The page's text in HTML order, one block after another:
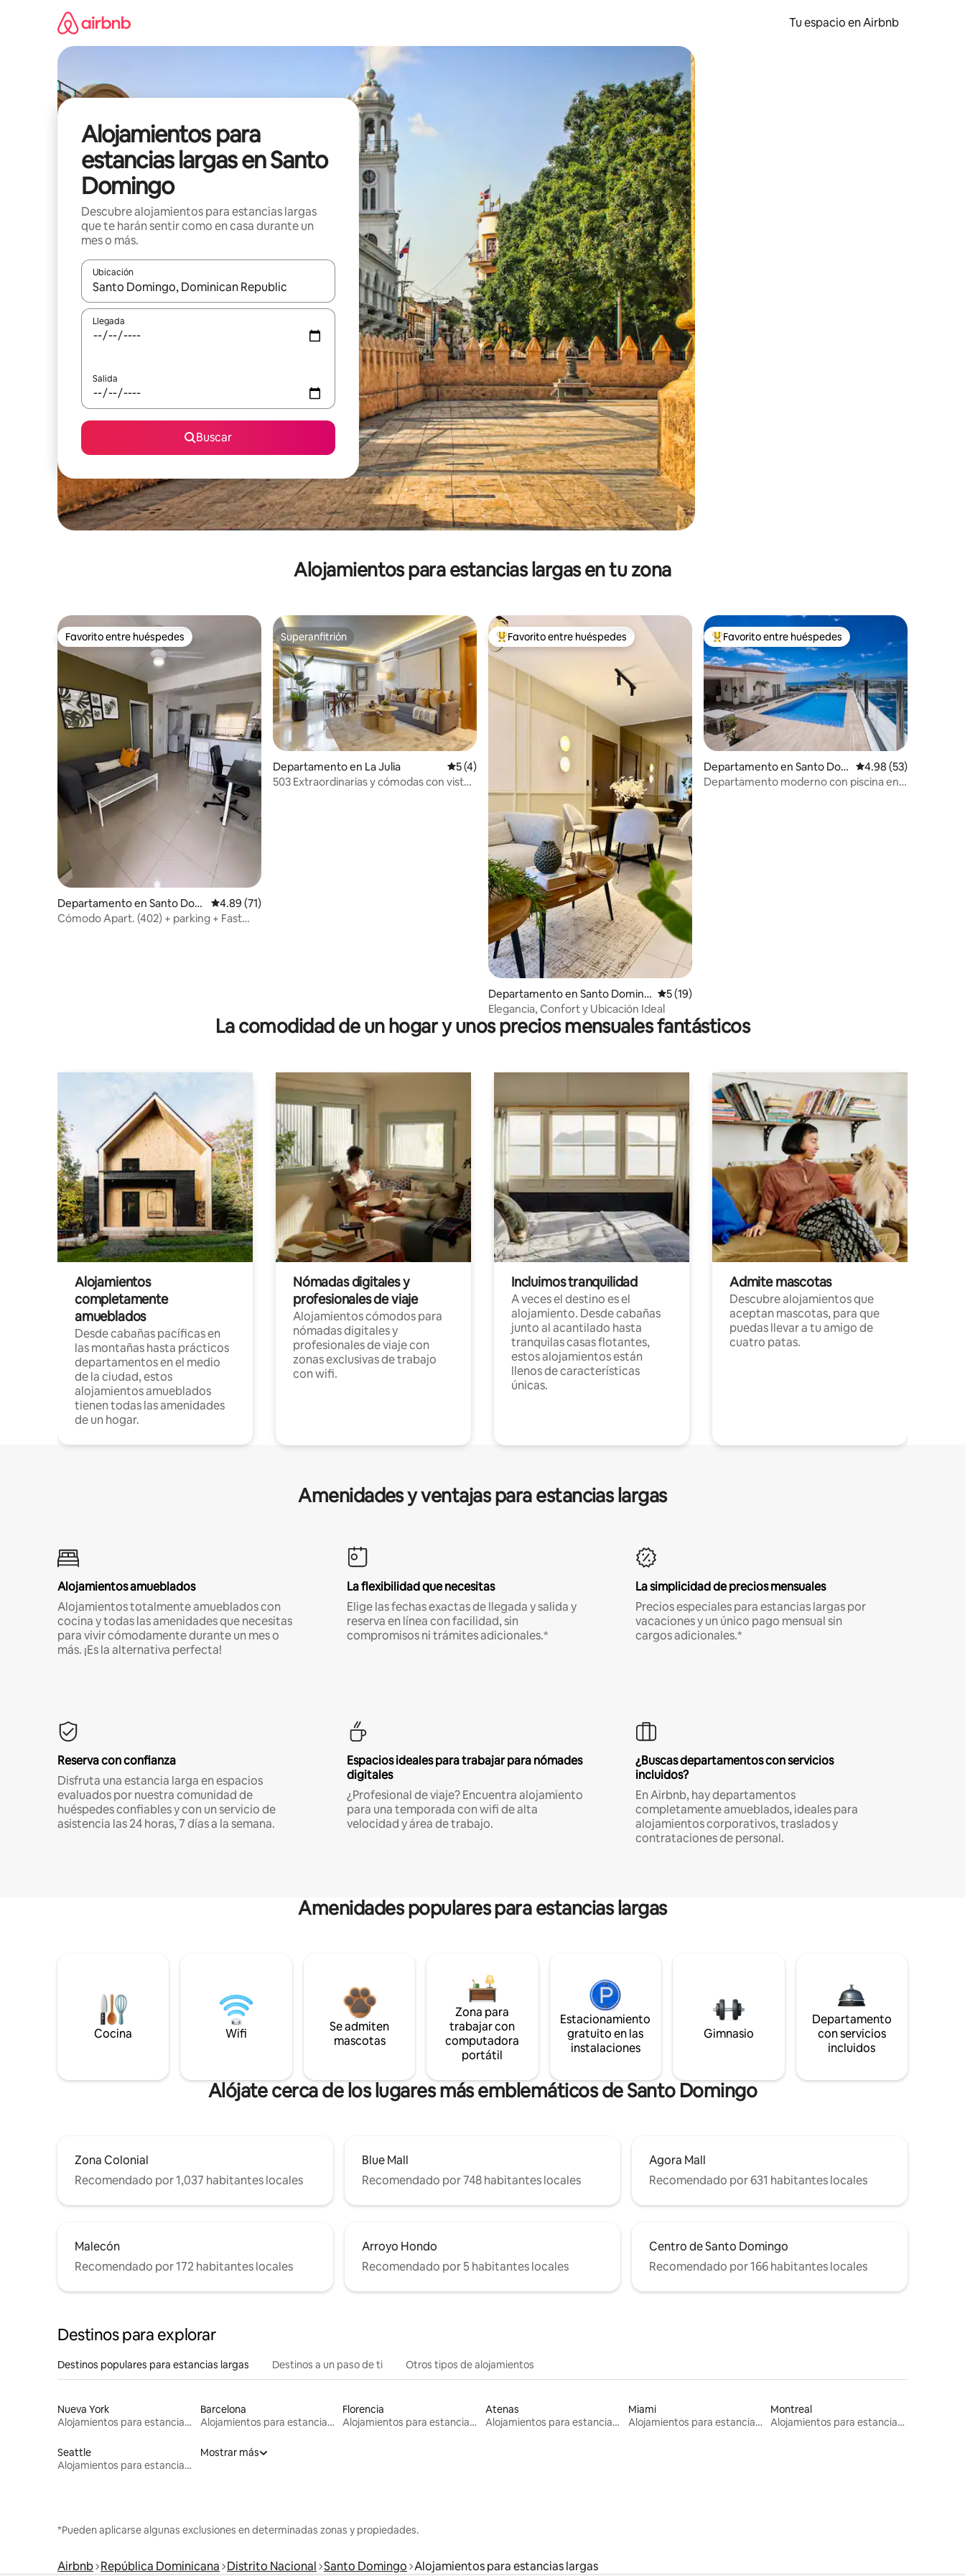
Tu espacio en Airbnb
Alojamientos para
estancias largas en Santo
Domingo
Descubre alojamientos para estancias largas
que te harán sentir como en casa durante un
mes o más.
Ubicación
Cuando los resultados estén disponibles, podrás navegar usando las teclas de las flechas hacia arriba y hacia abajo, o bien tocando y deslizando la pantalla.
Llegada
Salida
Buscar
Alojamientos para estancias largas en tu zona
Favorito entre huéspedes
Favorito entre huéspedes
Departamento en Santo Dom
ingo
Calificación promedio: 4.89 de 5; 71 evaluaciones
4.89 (71)
Cómodo Apart. (402) + parking + Fast
Superanfitrión
Superanfitrión
Departamento en La Julia Calificación promedio: 5 de 5; 4 evaluaciones
5 (4)
503 Extraordinarias y cómodas con vista
De los mejores en Favorito entre huéspedes
Favorito entre huéspedes
Departamento en Santo Doming
o
Calificación promedio: 5 de 5; 19 evaluaciones
5 (19)
Elegancia, Confort y Ubicación Ideal
De los mejores en Favorito entre huéspedes
Favorito entre huéspedes
Departamento en Santo Do
mingo
Calificación
4.98 (53)
Departamento moderno con piscina en
La comodidad de un hogar y unos precios mensuales fantásticos
Alojamientos
completamente
amueblados
Desde cabañas pacíficas en
las montañas hasta prácticos
departamentos en el medio
de la ciudad, estos
alojamientos amueblados
tienen todas las amenidades
de un hogar.
Nómadas digitales y
profesionales de viaje
Alojamientos cómodos para
nómadas digitales y
profesionales de viaje con
zonas exclusivas de trabajo
con wifi.
Incluimos tranquilidad
A veces el destino es el
alojamiento. Desde cabañas
junto al acantilado hasta
tranquilas casas flotantes,
estos alojamientos están
llenos de características
únicas.
Admite mascotas
Descubre alojamientos que
aceptan mascotas, para que
puedas llevar a tu amigo de
cuatro patas.
Amenidades y ventajas para estancias largas
Alojamientos amueblados
Alojamientos totalmente amueblados con
cocina y todas las amenidades que necesitas
para vivir cómodamente durante un mes o
más. ¡Es la alternativa perfecta!
La flexibilidad que necesitas
Elige las fechas exactas de llegada y salida y
reserva en línea con facilidad, sin
compromisos ni trámites adicionales.*
La simplicidad de precios mensuales
Precios especiales para estancias largas por
vacaciones y un único pago mensual sin
cargos adicionales.*
Reserva con confianza
Disfruta una estancia larga en espacios
evaluados por nuestra comunidad de
huéspedes confiables y con un servicio de
asistencia las 24 horas, 7 días a la semana.
Espacios ideales para trabajar para nómades
digitales
¿Profesional de viaje? Encuentra alojamiento
para una temporada con wifi de alta
velocidad y área de trabajo.
¿Buscas departamentos con servicios
incluidos?
En Airbnb, hay departamentos
completamente amueblados, ideales para
alojamientos corporativos, traslados y
contrataciones de personal.
Amenidades populares para estancias largas
Cocina Wifi
Se admiten
mascotas
Zona para
trabajar con
computadora
portátil
Estacionamiento
gratuito en las
instalaciones
Gimnasio
Departamento
con servicios
incluidos
Alójate cerca de los lugares más emblemáticos de Santo Domingo
Zona Colonial
Recomendado por 1,037 habitantes locales
Blue Mall
Recomendado por 748 habitantes locales
Agora Mall
Recomendado por 631 habitantes locales
Malecón
Recomendado por 172 habitantes locales
Arroyo Hondo
Recomendado por 5 habitantes locales
Centro de Santo Domingo
Recomendado por 166 habitantes locales
Destinos para explorar
Destinos populares para estancias largas Destinos a un paso de ti Otros tipos de alojamientos
Nueva York
Alojamientos para estancias largas
Barcelona
Alojamientos para estancias largas
Florencia
Alojamientos para estancias largas
Atenas
Alojamientos para estancias largas
Miami
Alojamientos para estancias largas
Montreal
Alojamientos para estancias largas
Seattle
Alojamientos para estancias largas
Mostrar más
*Pueden aplicarse algunas exclusiones en determinadas zonas y propiedades.
Airbnb República Dominicana Distrito Nacional Santo Domingo Alojamientos para estancias largas